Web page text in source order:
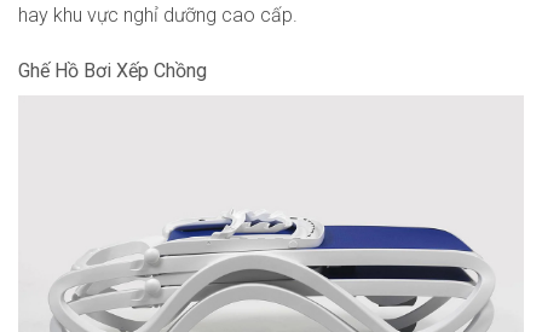
hay khu vực nghỉ dưỡng cao cấp.
Ghế Hồ Bơi Xếp Chồng